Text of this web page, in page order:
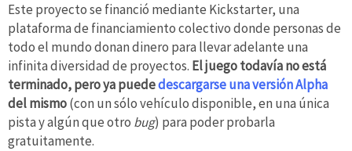
Este proyecto se financió mediante Kickstarter, una
plataforma de financiamiento colectivo donde personas de
todo el mundo donan dinero para llevar adelante una
infinita diversidad de proyectos. El juego todavía no está
terminado, pero ya puededescargarse una versión Alpha
del mismo(con un sólo vehículo disponible, en una única
pista y algún que otro bug) para poder probarla
gratuitamente.